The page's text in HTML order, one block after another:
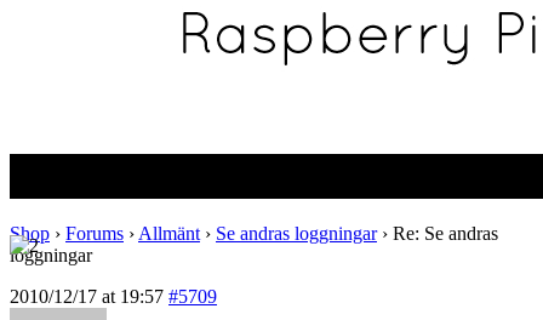
Login/Register
Language:
English
Shop › Forums › Allmänt › Se andras loggningar › Re: Se andras
loggningar
2010/12/17 at 19:57 #5709